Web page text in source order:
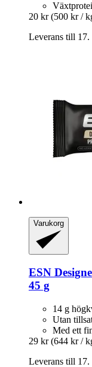
20 kr (500 kr /
Leverans till 17.
Varukorg
ESN
45 g
14 g
Utan
Med ett
29 kr (644 kr /
Leverans till 17.